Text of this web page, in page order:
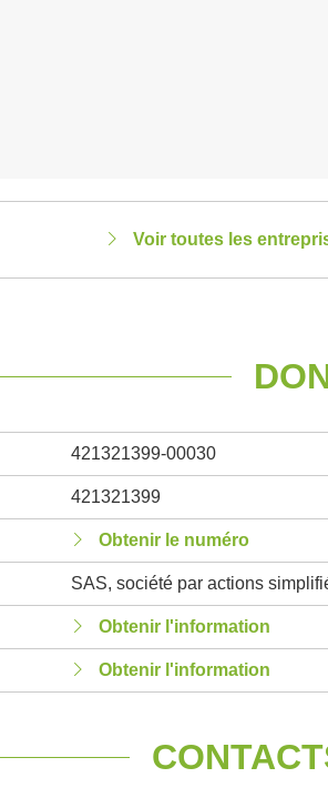
Voir toutes les
421321399-00030
421321399
Obtenir le numéro
SAS, société par actions
Obtenir l'information
Obtenir l'information